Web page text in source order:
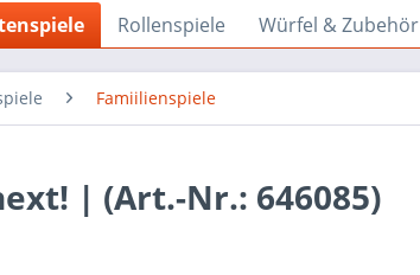
Rollenspiele Würfel & Zubehör
Famiilienspiele
| (Art.-Nr.: 646085)